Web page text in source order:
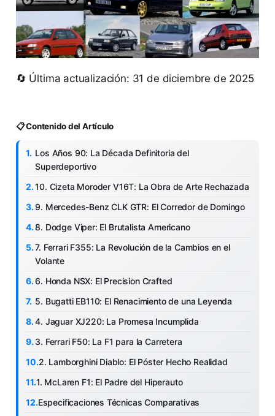
🔄 Última actualización: 31 de diciembre de 2025
📋 Contenido del Artículo
Los Años 90: La Década Definitoria del
Superdeportivo
10. Cizeta Moroder V16T: La Obra de Arte Rechazada
9. Mercedes-Benz CLK GTR: El Corredor de Domingo
8. Dodge Viper: El Brutalista Americano
7. Ferrari F355: La Revolución de la Cambios en el
Volante
6. Honda NSX: El Precision Crafted
5. Bugatti EB110: El Renacimiento de una Leyenda
4. Jaguar XJ220: La Promesa Incumplida
3. Ferrari F50: La F1 para la Carretera
2. Lamborghini Diablo: El Póster Hecho Realidad
1. McLaren F1: El Padre del Hiperauto
Especificaciones Técnicas Comparativas